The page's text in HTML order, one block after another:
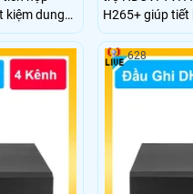
kiệm dung
4M-N 1080p
VGA
IP 6MP
và điều
H265+ giúp
lưu trữ HDMI
5M-N và
cùng nhiều tính
qua điện thoại
628